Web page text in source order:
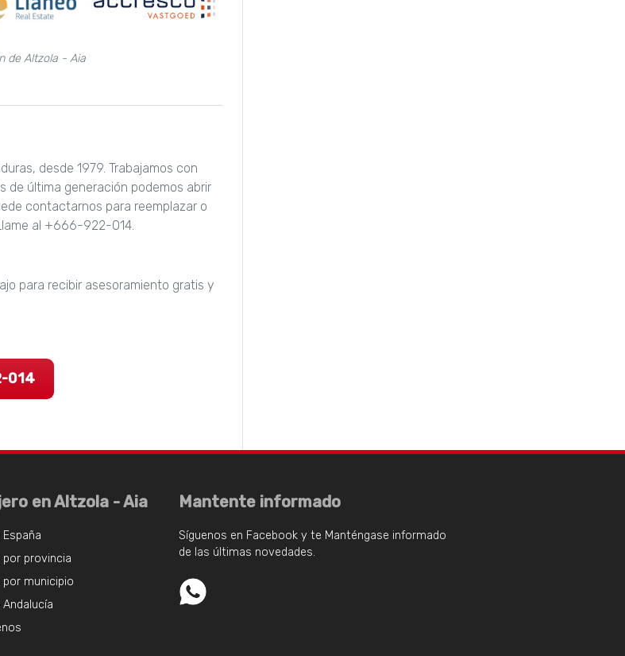
de Altzola - Aia
desde 1979. Trabajamos con
de última generación podemos abrir
contactarnos para reemplazar o
al +666-922-014.
para recibir asesoramiento gratis y
014
en Altzola - Aia
por provincia
por municipio
Mantente informado
Síguenos en Facebook y te Manténgase informado
de las últimas novedades.